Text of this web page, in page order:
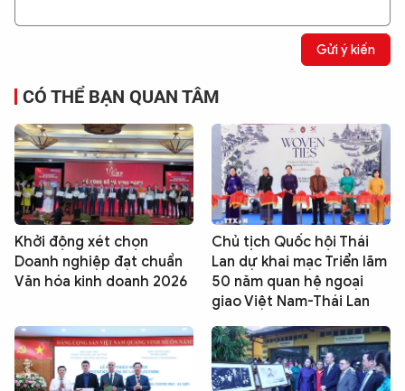
Gửi ý kiến
CÓ THỂ BẠN QUAN TÂM
Khởi động xét chọn
Doanh nghiệp đạt chuẩn
Văn hóa kinh doanh 2026
Chủ tịch Quốc hội Thái
Lan dự khai mạc Triển lãm
50 năm quan hệ ngoại
giao Việt Nam-Thái Lan